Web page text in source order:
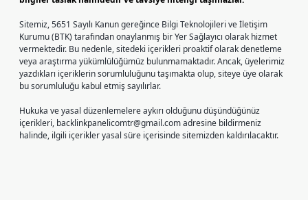
Sitemiz, 5651 Sayılı Kanun gereğince Bilgi Teknolojileri ve İletişim
Kurumu (BTK) tarafından onaylanmış bir Yer Sağlayıcı olarak hizmet
vermektedir. Bu nedenle, sitedeki içerikleri proaktif olarak denetleme
veya araştırma yükümlülüğümüz bulunmamaktadır. Ancak, üyelerimiz
yazdıkları içeriklerin sorumluluğunu taşımakta olup, siteye üye olarak
bu sorumluluğu kabul etmiş sayılırlar.
Hukuka ve yasal düzenlemelere aykırı olduğunu düşündüğünüz
içerikleri, backlinkpanelicomtr@gmail.comadresine bildirmeniz
halinde, ilgili içerikler yasal süre içerisinde sitemizden kaldırılacaktır.